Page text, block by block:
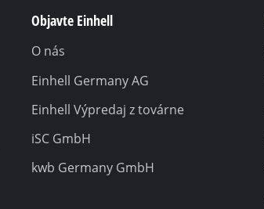
Objavte Einhell
O nás
Einhell Germany AG
Einhell Výpredaj z továrne
iSC GmbH
kwb Germany GmbH